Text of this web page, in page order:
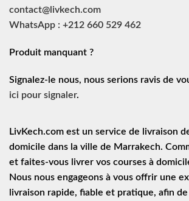
contact@livkech.com
WhatsApp : +212 660 529 462
Produit manquant ?
Signalez-le nous, nous serions ravis de
ici pour signaler.
LivKech.com est un service de
livraison
domicile dans la ville de Marrakech.
et faites-vous livrer vos courses à
Nous nous engageons à vous offrir une
livraison rapide, fiable et pratique, afin